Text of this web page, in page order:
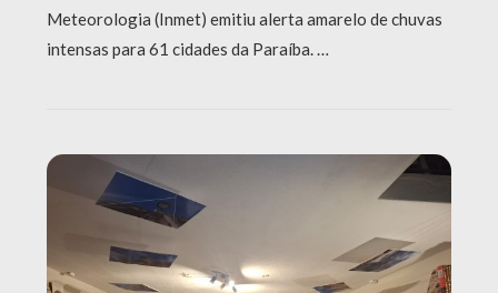
Meteorologia (Inmet) emitiu alerta amarelo de chuvas
intensas para 61 cidades da Paraíba. …